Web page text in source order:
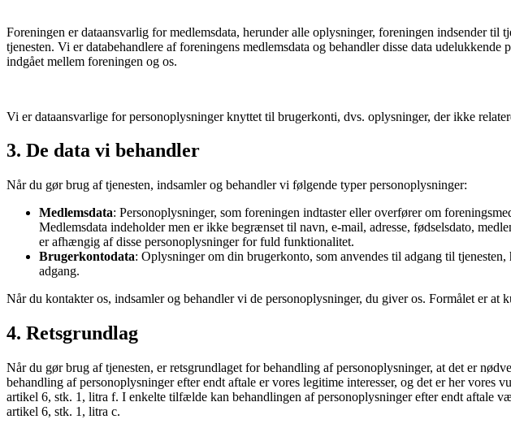
Foreningen er dataansvarlig for medlemsdata, herunder alle oplysninger, foreningen indsender
tjenesten. Vi er databehandlere af foreningens medlemsdata og behandler disse data
indgået mellem foreningen og os.
Vi er dataansvarlige for personoplysninger knyttet til brugerkonti, dvs. oplysninger, der ikke
3. De data vi behandler
Når du gør brug af tjenesten, indsamler og behandler vi følgende typer personoplysninger:
Medlemsdata: Personoplysninger, som foreningen indtaster eller overfører om
Medlemsdata indeholder men er ikke begrænset til navn, e-mail, adresse, fødselsdato,
er afhængig af disse personoplysninger for fuld funktionalitet.
Brugerkontodata: Oplysninger om din brugerkonto, som anvendes til adgang til
adgang.
Når du kontakter os, indsamler og behandler vi de personoplysninger, du giver os. Formålet er
4. Retsgrundlag
Når du gør brug af tjenesten, er retsgrundlaget for behandling af personoplysninger, at det er
behandling af personoplysninger efter endt aftale er vores legitime interesser, og det er her
artikel 6, stk. 1, litra f. I enkelte tilfælde kan behandlingen af personoplysninger efter endt aftale
artikel 6, stk. 1, litra c.